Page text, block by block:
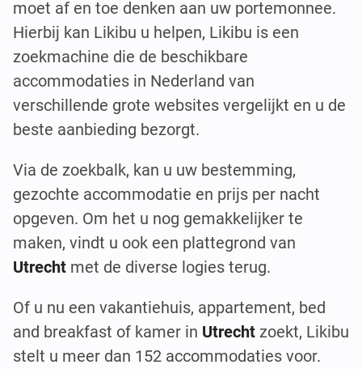
moet af en toe denken aan uw portemonnee.
Hierbij kan Likibu u helpen, Likibu is een
zoekmachine die de beschikbare
accommodaties in Nederland van
verschillende grote websites vergelijkt en u de
beste aanbieding bezorgt.
Via de zoekbalk, kan u uw bestemming,
gezochte accommodatie en prijs per nacht
opgeven. Om het u nog gemakkelijker te
maken, vindt u ook een plattegrond van
Utrecht met de diverse logies terug.
Of u nu een vakantiehuis, appartement, bed
and breakfast of kamer in Utrecht zoekt, Likibu
stelt u meer dan 152 accommodaties voor.